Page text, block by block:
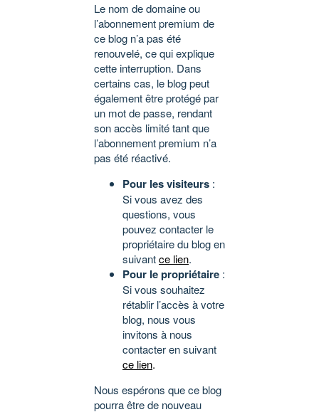
Le nom de domaine ou
l’abonnement premium de
ce blog n’a pas été
renouvelé, ce qui explique
cette interruption. Dans
certains cas, le blog peut
également être protégé par
un mot de passe, rendant
son accès limité tant que
l’abonnement premium n’a
pas été réactivé.
Pour les visiteurs :
Si vous avez des
questions, vous
pouvez contacter le
propriétaire du blog en
suivantce lien.
Pour le propriétaire :
Si vous souhaitez
rétablir l’accès à votre
blog, nous vous
invitons à nous
contacter en suivant
ce lien.
Nous espérons que ce blog
pourra être de nouveau